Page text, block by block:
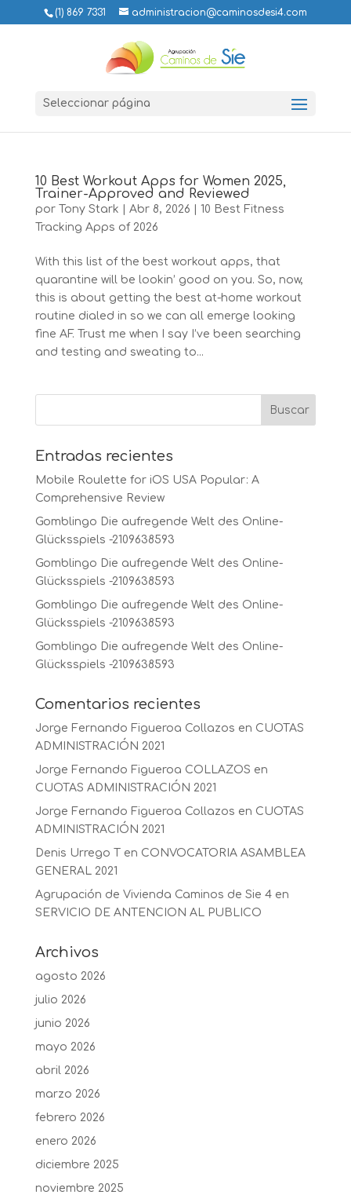
(1) 869 7331 administracion@caminosdesi4.com
Seleccionar página
10 Best Workout Apps for Women 2025,
Trainer-Approved and Reviewed
por Tony Stark Abr 8, 2026
10 Best Fitness
Tracking Apps of 2026
With this list of the best workout apps, that
quarantine will be lookin’ good on you. So, now,
this is about getting the best at-home workout
routine dialed in so we can all emerge looking
fine AF. Trust me when I say I’ve been searching
and testing and sweating to...
Entradas recientes
Mobile Roulette for iOS USA Popular: A
Comprehensive Review
Gomblingo Die aufregende Welt des Online-
Glücksspiels -2109638593
Gomblingo Die aufregende Welt des Online-
Glücksspiels -2109638593
Gomblingo Die aufregende Welt des Online-
Glücksspiels -2109638593
Gomblingo Die aufregende Welt des Online-
Glücksspiels -2109638593
Comentarios recientes
Jorge Fernando Figueroa Collazos en CUOTAS
ADMINISTRACIÓN 2021
Jorge Fernando Figueroa COLLAZOS en
CUOTAS ADMINISTRACIÓN 2021
Jorge Fernando Figueroa Collazos en CUOTAS
ADMINISTRACIÓN 2021
Denis Urrego T
en CONVOCATORIA ASAMBLEA
GENERAL 2021
Agrupación de Vivienda Caminos de Sie 4en
SERVICIO DE ANTENCION AL PUBLICO
Archivos
agosto 2026
julio 2026
junio 2026
mayo 2026
abril 2026
marzo 2026
febrero 2026
enero 2026
diciembre 2025
noviembre 2025